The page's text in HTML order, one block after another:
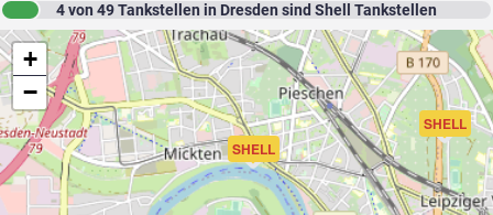
4von 49Tankstellen in Dresden sind Shell Tankstellen
SHELL
SHELL
+
−